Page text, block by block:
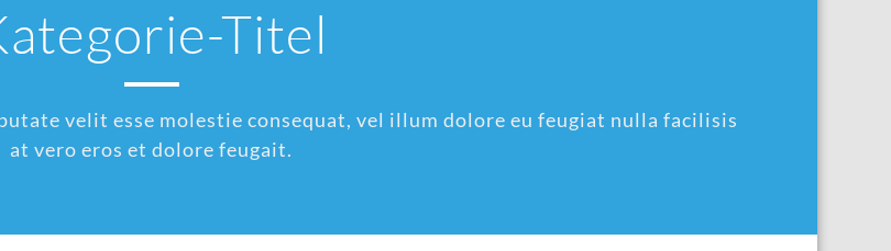
Titel
velit esse molestie consequat, vel illum dolore eu feugiat nulla facilisis
at vero eros et dolore feugait.